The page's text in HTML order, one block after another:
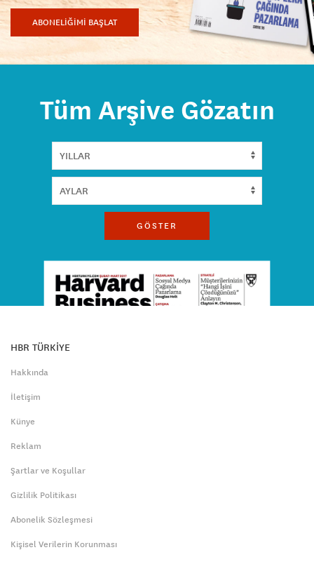
ABONELİĞİMİ BAŞLAT
Tüm Arşive Gözatın
GÖSTER
HBR TÜRKİYE
Hakkında
İletişim
Künye
Reklam
Şartlar ve Koşullar
Gizlilik Politikası
Abonelik Sözleşmesi
Kişisel Verilerin Korunması